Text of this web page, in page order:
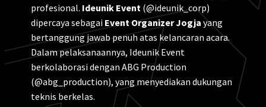
profesional. Ideunik Event (@ideunik_corp)
dipercaya sebagai Event Organizer Jogja yang
bertanggung jawab penuh atas kelancaran acara.
Dalam pelaksanaannya, Ideunik Event
berkolaborasi dengan ABG Production
(@abg_production), yang menyediakan dukungan
teknis berkelas.